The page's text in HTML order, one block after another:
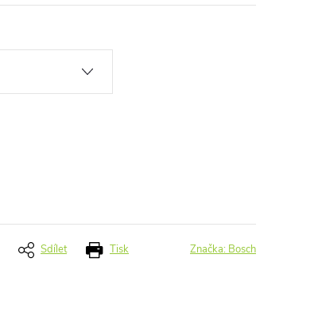
Tisk
Sdílet Značka: Bosch